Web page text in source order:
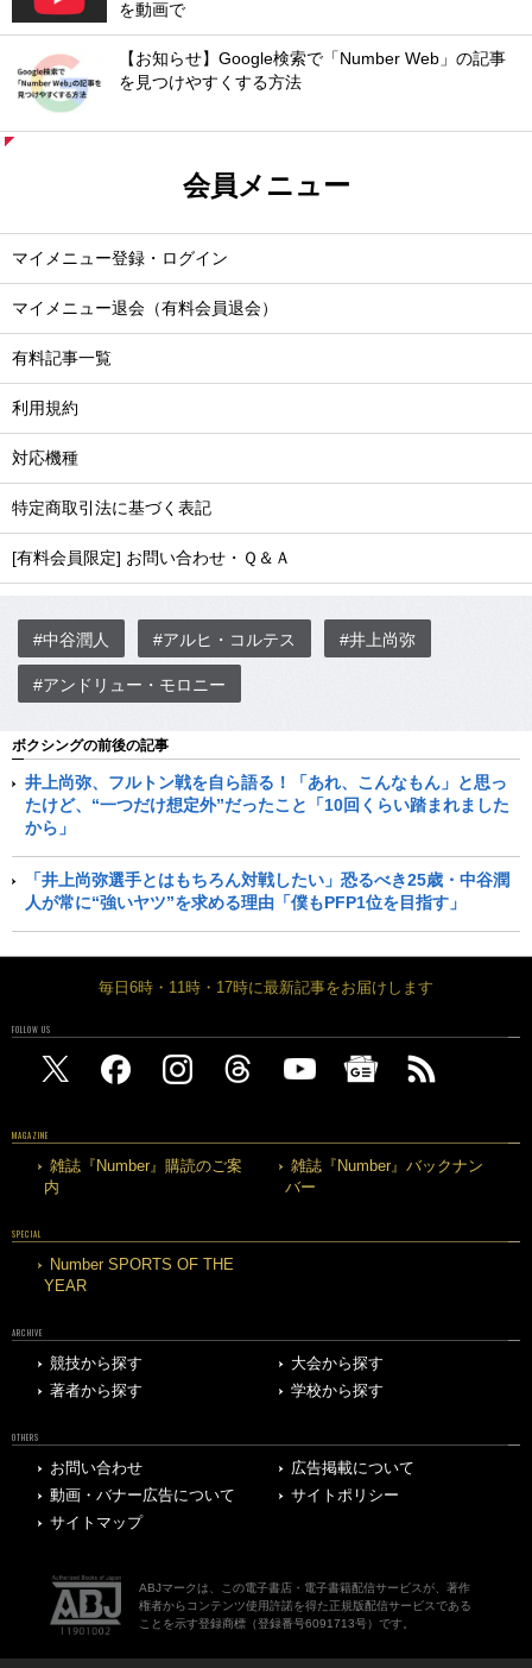
を動画で
【お知らせ】Google検索で「Number Web」の記事
を見つけやすくする方法
会員メニュー
マイメニュー登録・ログイン
マイメニュー退会（有料会員退会）
有料記事一覧
利用規約
対応機種
特定商取引法に基づく表記
[有料会員限定] お問い合わせ・Ｑ＆Ａ
#中谷潤人 #アルヒ・コルテス #井上尚弥
#アンドリュー・モロニー
ボクシングの前後の記事
井上尚弥、フルトン戦を自ら語る！「あれ、こんなもん」と思っ
たけど、“一つだけ想定外”だったこと「10回くらい踏まれました
から」
「井上尚弥選手とはもちろん対戦したい」恐るべき25歳・中谷潤
人が常に“強いヤツ”を求める理由「僕もPFP1位を目指す」
毎日6時・11時・17時に最新記事をお届けします
FOLLOW US
MAGAZINE
雑誌『Number』購読のご案
内
雑誌『Number』バックナン
バー
SPECIAL
Number SPORTS OF THE
YEAR
ARCHIVE
競技から探す
大会から探す
著者から探す
学校から探す
OTHERS
お問い合わせ
広告掲載について
動画・バナー広告について
サイトポリシー
サイトマップ
ABJマークは、この電子書店・電子書籍配信サービスが、著作
権者からコンテンツ使用許諾を得た正規版配信サービスである
ことを示す登録商標（登録番号6091713号）です。